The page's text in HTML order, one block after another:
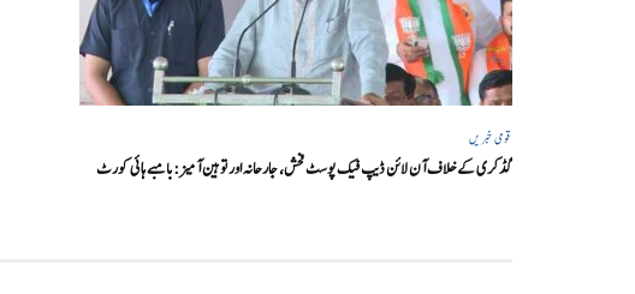
قومی خبریں
گڈکری کے خلاف آن لائن ڈیپ فیک پوسٹ فحش، جارحانہ اور توہین آمیز:بامبے ہائی کورٹ